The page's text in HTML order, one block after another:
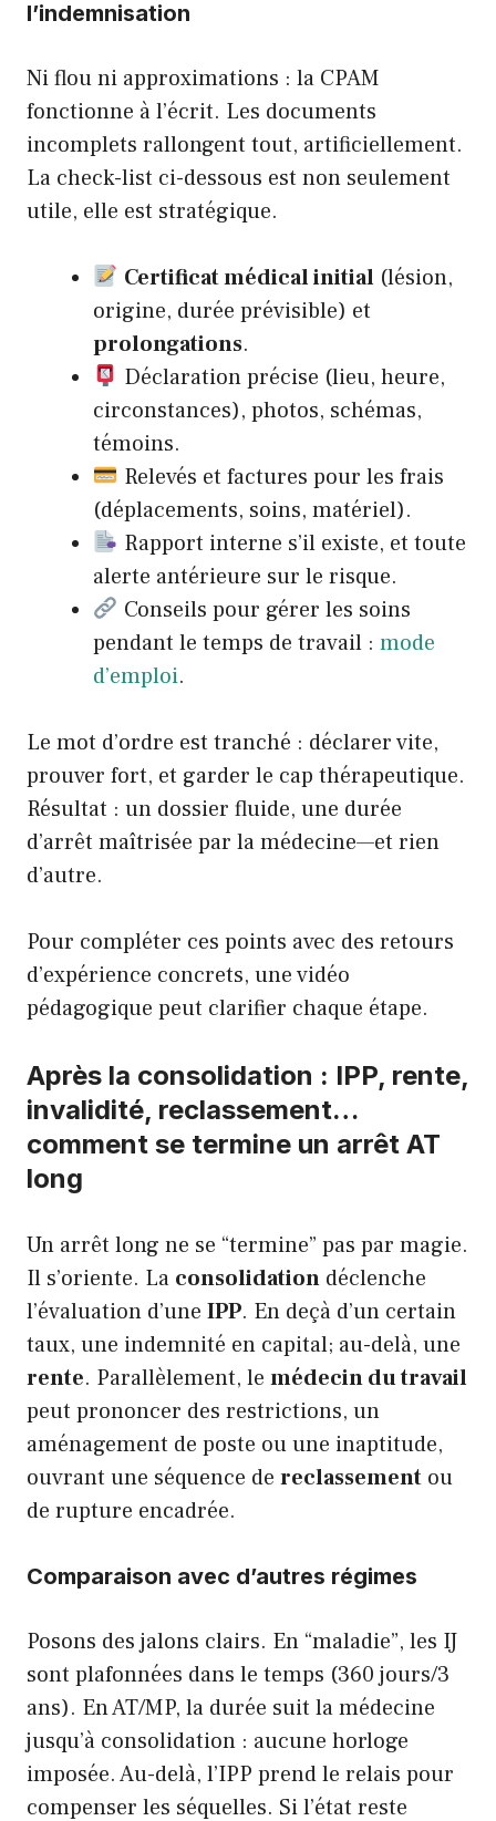
l’indemnisation
Ni flou ni approximations : la CPAM
fonctionne à l’écrit. Les documents
incomplets rallongent tout, artificiellement.
La check-list ci-dessous est non seulement
utile, elle est stratégique.
Certificat médical initial(lésion,
origine, durée prévisible) et
prolongations.
Déclaration précise (lieu, heure,
circonstances), photos, schémas,
témoins.
Relevés et factures pour les frais
(déplacements, soins, matériel).
Rapport interne s’il existe, et toute
alerte antérieure sur le risque.
Conseils pour gérer les soins
pendant le temps de travail : mode
d’emploi.
Le mot d’ordre est tranché : déclarer vite,
prouver fort, et garder le cap thérapeutique.
Résultat : un dossier fluide, une durée
d’arrêt maîtrisée par la médecine—et rien
d’autre.
Pour compléter ces points avec des retours
d’expérience concrets, une vidéo
pédagogique peut clarifier chaque étape.
Après la consolidation : IPP, rente,
invalidité, reclassement…
comment se termine un arrêt AT
long
Un arrêt long ne se “termine” pas par magie.
Il s’oriente. La consolidation déclenche
l’évaluation d’une IPP. En deçà d’un certain
taux, une indemnité en capital; au-delà, une
rente. Parallèlement, le médecin du travail
peut prononcer des restrictions, un
aménagement de poste ou une inaptitude,
ouvrant une séquence de reclassement ou
de rupture encadrée.
Comparaison avec d’autres régimes
Posons des jalons clairs. En “maladie”, les IJ
sont plafonnées dans le temps (360 jours/3
ans). En AT/MP, la durée suit la médecine
jusqu’à consolidation : aucune horloge
imposée. Au-delà, l’IPP prend le relais pour
compenser les séquelles. Si l’état reste